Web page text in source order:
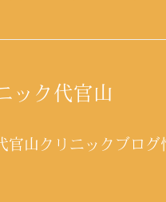
ック代官山
官山クリニックブログ